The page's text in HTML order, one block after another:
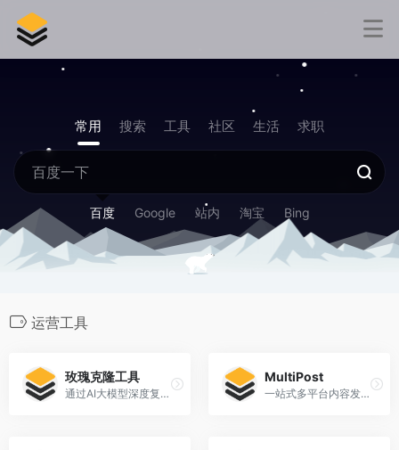
常用 搜索 工具 社区 生活 求职
百度 Google 站内 淘宝 Bing
运营工具
玫瑰克隆工具
通过AI大模型深度复刻爆款基因，对图片、标题、文案进行二次创作，生成全新的高质量作品，有效提高内容生产效率。
MultiPost
一站式多平台内容发布解决方案